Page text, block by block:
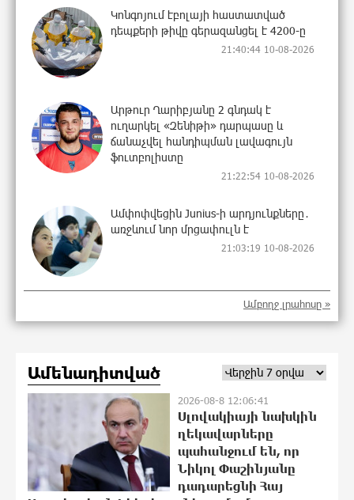
Կոնգոյում էբոլայի հաստատված
դեպքերի թիվը գերազանցել է 4200-ը
21:40:44 10-08-2026
Արթուր Ղարիբյանը 2 գնդակ է
ուղարկել «Զենիթի» դարպասը և
ճանաչվել հանդիպման լավագույն
ֆուտբոլիստը
21:22:54 10-08-2026
Ամփոփվեցին Junius-ի արդյունքները․
առջևում նոր մրցափուլն է
21:03:19 10-08-2026
21:03:15 10-08-2026
Ադրբեջանում երկրաշարժ է գրանցվել
20:44:42 10-08-2026
Ամբողջ լրահոսը »
Ամենադիտված
2026-08-8 12:06:41
Սլովակիայի նախկին
ղեկավարները
պահանջում են, որ
Նիկոլ Փաշինյանը
դադարեցնի Հայ